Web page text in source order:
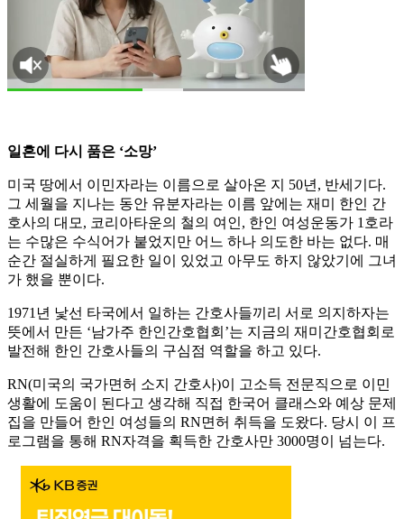
일흔에 다시 품은 ‘소망’
미국 땅에서 이민자라는 이름으로 살아온 지 50년, 반세기다.
그 세월을 지나는 동안 유분자라는 이름 앞에는 재미 한인 간
호사의 대모, 코리아타운의 철의 여인, 한인 여성운동가 1호라
는 수많은 수식어가 붙었지만 어느 하나 의도한 바는 없다. 매
순간 절실하게 필요한 일이 있었고 아무도 하지 않았기에 그녀
가 했을 뿐이다.
1971년 낯선 타국에서 일하는 간호사들끼리 서로 의지하자는
뜻에서 만든 ‘남가주 한인간호협회’는 지금의 재미간호협회로
발전해 한인 간호사들의 구심점 역할을 하고 있다.
RN(미국의 국가면허 소지 간호사)이 고소득 전문직으로 이민
생활에 도움이 된다고 생각해 직접 한국어 클래스와 예상 문제
집을 만들어 한인 여성들의 RN면허 취득을 도왔다. 당시 이 프
로그램을 통해 RN자격을 획득한 간호사만 3000명이 넘는다.